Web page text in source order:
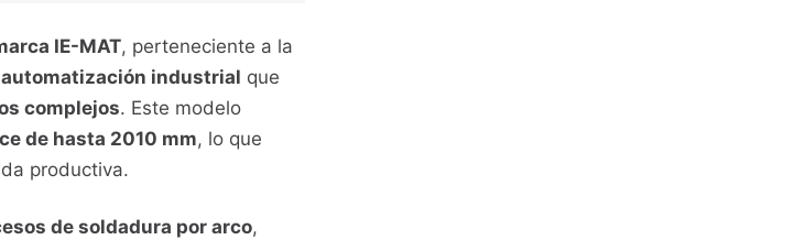
IE-MAT, perteneciente a la
automatización industrial que
complejos. Este modelo
de hasta 2010 mm, lo que
productiva.
de soldadura por arco,